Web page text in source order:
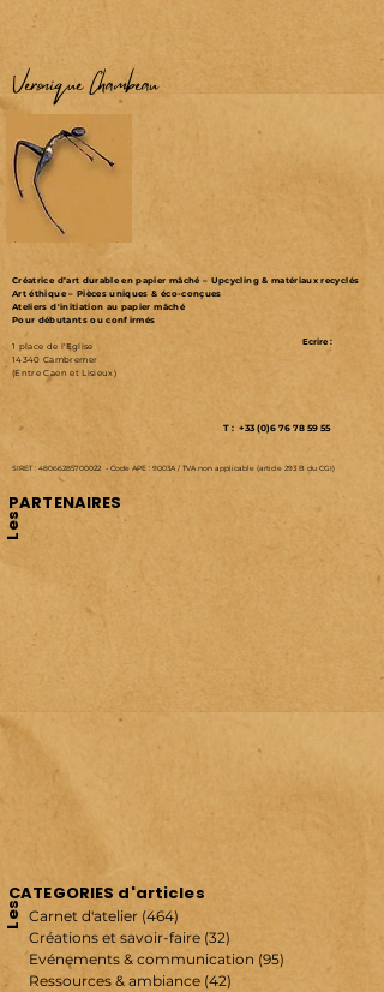
Véronique Chambeau
Créatrice d’art durable en papier mâché – Upcycling & matériaux recyclés
Art éthique – Pièces uniques & éco-conçues
Ateliers d'initiation au papier mâché
Pour débutants ou confirmés
1 place de l'Eglise
14340 Cambremer
(Entre Caen et Lisieux)
Ecrire :
SIRET : 48066285700022 - Code APE : 9003A / TVA non applicable (article 293 B du CGI)
T : +33 (0)6 76 78 59 55
Les
PARTENAIRES
Carnet d'atelier (464)
Créations et savoir-faire (32)
Evénements & communication (95)
Ressources & ambiance (42)
Les
CATEGORIES d'articles